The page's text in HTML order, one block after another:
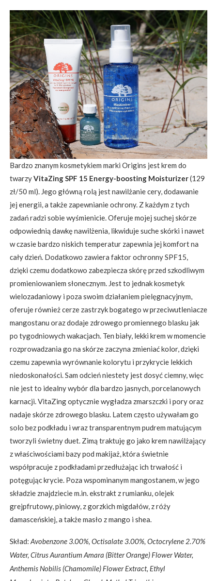
Bardzo znanym kosmetykiem marki Origins jest krem do
twarzyVitaZing SPF 15 Energy-boosting Moisturizer(129
zł/50 ml). Jego główną rolą jest nawilżanie cery, dodawanie
jej energii, a także zapewnianie ochrony. Z każdym z tych
zadań radzi sobie wyśmienicie. Oferuje mojej suchej skórze
odpowiednią dawkę nawilżenia, likwiduje suche skórki i nawet
w czasie bardzo niskich temperatur zapewnia jej komfort na
cały dzień. Dodatkowo zawiera faktor ochronny SPF15,
dzięki czemu dodatkowo zabezpiecza skórę przed szkodliwym
promieniowaniem słonecznym. Jest to jednak kosmetyk
wielozadaniowy i poza swoim działaniem pielęgnacyjnym,
oferuje również cerze zastrzyk bogatego w przeciwutleniacze
mangostanu oraz dodaje zdrowego promiennego blasku jak
po tygodniowych wakacjach. Ten biały, lekki krem w momencie
rozprowadzania go na skórze zaczyna zmieniać kolor, dzięki
czemu zapewnia wyrównanie kolorytu i przykrycie lekkich
niedoskonałości. Sam odcień niestety jest dosyć ciemny, więc
nie jest to idealny wybór dla bardzo jasnych, porcelanowych
karnacji. VitaZing optycznie wygładza zmarszczki i pory oraz
nadaje skórze zdrowego blasku. Latem często używałam go
solo bez podkładu i wraz transparentnym pudrem matującym
tworzyli świetny duet. Zimą traktuję go jako krem nawilżający
z właściwościami bazy pod makijaż, która świetnie
współpracuje z podkładami przedłużając ich trwałość i
potęgując krycie. Poza wspominanym mangostanem, w jego
składzie znajdziecie m.in. ekstrakt z rumianku, olejek
grejpfrutowy, piniowy, z gorzkich migdałów, z róży
damasceńskiej, a także masło z mango i shea.
Skład: Avobenzone 3.00%, Octisalate 3.00%, Octocrylene 2.70%
Water, Citrus Aurantium Amara (Bitter Orange) Flower Water,
Anthemis Nobilis (Chamomile) Flower Extract, Ethyl